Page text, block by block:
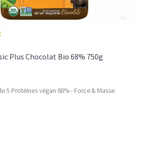
Plus Chocolat Bio 68% 750g
5 Protéines végan 68% - Force & Masse